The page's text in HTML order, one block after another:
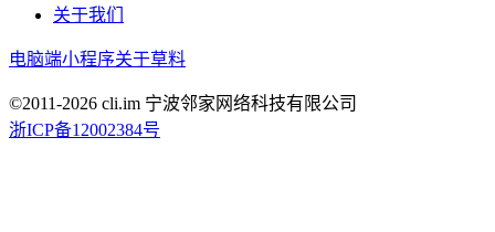
关于我们
电脑端小程序关于草料
©2011-2026 cli.im 宁波邻家网络科技有限公司
浙ICP备12002384号